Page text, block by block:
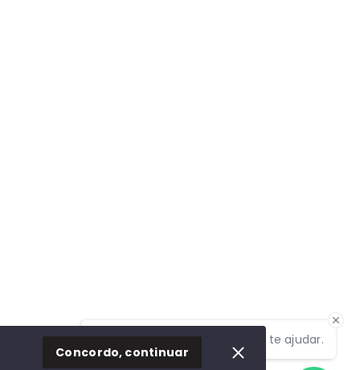
Olá! Estamos disponíveis para te ajudar.
Concordo, continuar